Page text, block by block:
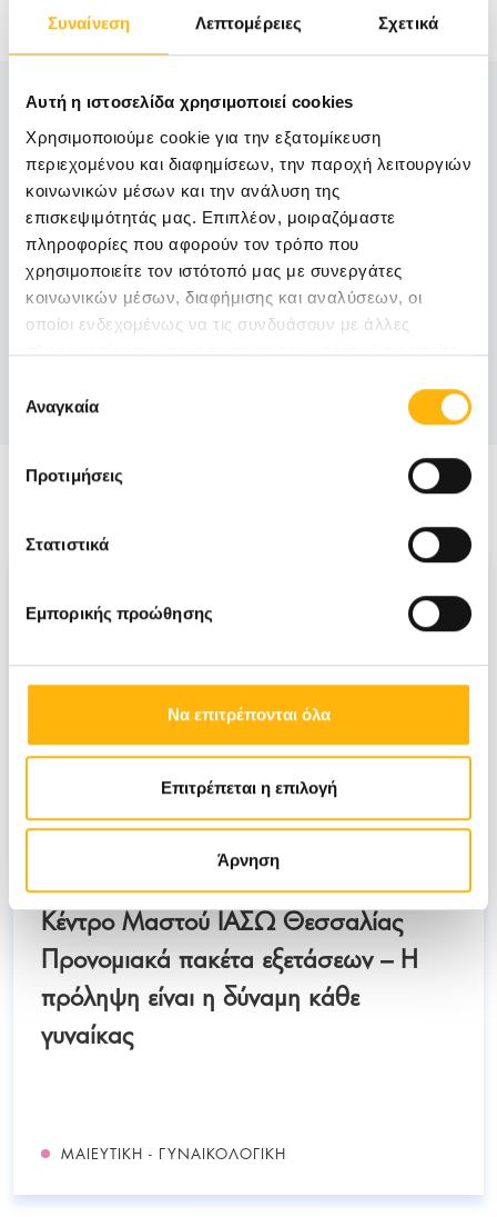
Συναίνεση Λεπτομέρειες Σχετικά
Αυτή η ιστοσελίδα χρησιμοποιεί cookies
Χρησιμοποιούμε cookie για την εξατομίκευση
περιεχομένου και διαφημίσεων, την παροχή λειτουργιών
κοινωνικών μέσων και την ανάλυση της
επισκεψιμότητάς μας. Επιπλέον, μοιραζόμαστε
πληροφορίες που αφορούν τον τρόπο που
χρησιμοποιείτε τον ιστότοπό μας με συνεργάτες
κοινωνικών μέσων, διαφήμισης και αναλύσεων, οι
οποίοι ενδεχομένως να τις συνδυάσουν με άλλες
πληροφορίες που τους έχετε παραχωρήσει ή τις οποίες
των υπηρεσιών τους.
συγκατάθεσης
Αναγκαία
Προτιμήσεις
Στατιστικά
Εμπορικής προώθησης
Να επιτρέπονται όλα
Επιτρέπεται η επιλογή
Άρνηση
Πληροφορίες
Τηλέφωνα επικοινωνίας:
2410996850
2410996851
Κέντρο Μαστού ΙΑΣΩ Θεσσαλίας
Προνομιακά πακέτα εξετάσεων – Η
πρόληψη είναι η δύναμη κάθε
γυναίκας
ΜΑΙΕΥΤΙΚΉ - ΓΥΝΑΙΚΟΛΟΓΙΚΉ